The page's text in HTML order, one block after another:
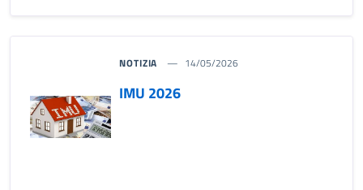
NOTIZIA 14/05/2026
IMU 2026